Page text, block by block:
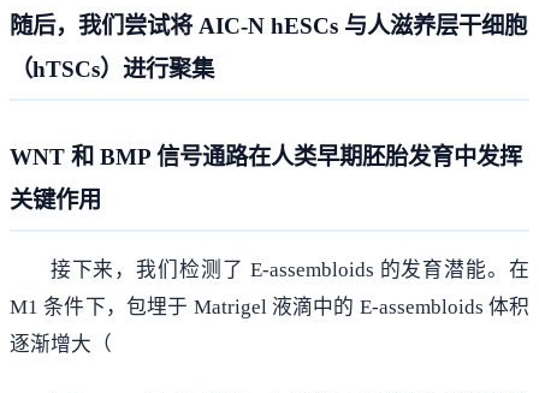
随后，我们尝试将 AIC-N hESCs 与人滋养层干细胞
（hTSCs）进行聚集
WNT 和 BMP 信号通路在人类早期胚胎发育中发挥
关键作用
接下来，我们检测了 E-assembloids 的发育潜能。在
M1 条件下，包埋于 Matrigel 液滴中的 E-assembloids 体积
逐渐增大（